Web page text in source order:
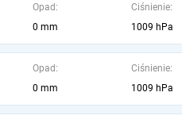
Opad:
0 mm
Ciśnienie:
1009 hPa
Opad:
0 mm
Ciśnienie:
1009 hPa